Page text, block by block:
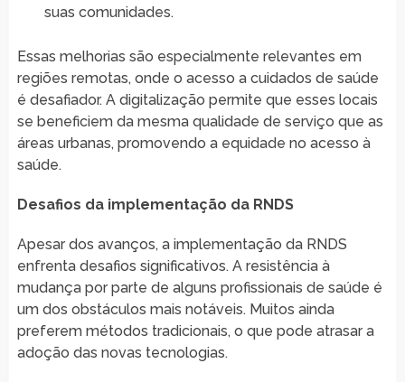
suas comunidades.
Essas melhorias são especialmente relevantes em
regiões remotas, onde o acesso a cuidados de saúde
é desafiador. A digitalização permite que esses locais
se beneficiem da mesma qualidade de serviço que as
áreas urbanas, promovendo a equidade no acesso à
saúde.
Desafios da implementação da RNDS
Apesar dos avanços, a implementação da RNDS
enfrenta desafios significativos. A resistência à
mudança por parte de alguns profissionais de saúde é
um dos obstáculos mais notáveis. Muitos ainda
preferem métodos tradicionais, o que pode atrasar a
adoção das novas tecnologias.